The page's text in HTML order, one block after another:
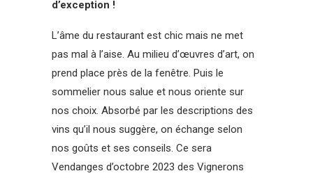
d’exception !
L’âme du restaurant est chic mais ne met
pas mal à l’aise. Au milieu d’œuvres d’art, on
prend place près de la fenêtre. Puis le
sommelier nous salue et nous oriente sur
nos choix. Absorbé par les descriptions des
vins qu’il nous suggère, on échange selon
nos goûts et ses conseils. Ce sera
Vendanges d’octobre 2023 des Vignerons